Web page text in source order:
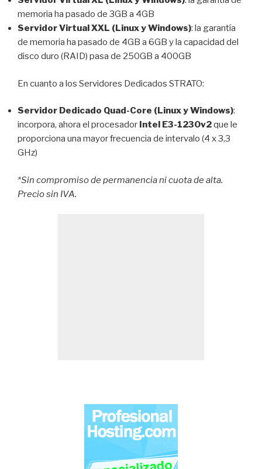
memoria ha pasado de 3GB a 4GB
Servidor Virtual XXL (Linux y Windows): la garantía
de memoria ha pasado de 4GB a 6GB y la capacidad del
disco duro (RAID) pasa de 250GB a 400GB
En cuanto a los Servidores Dedicados STRATO:
Servidor Dedicado Quad-Core (Linux y Windows):
incorpora, ahora el procesador Intel E3-1230v2que le
proporciona una mayor frecuencia de intervalo (4 x 3,3
GHz)
*Sin compromiso de permanencia ni cuota de alta.
Precio sin IVA.